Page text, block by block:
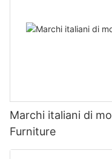
Marchi italiani di
Furniture